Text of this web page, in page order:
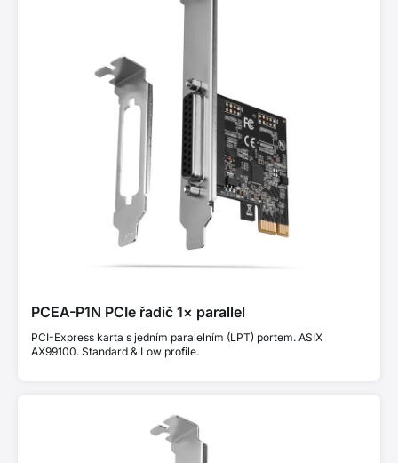
PCEA-P1N PCIe řadič 1× parallel
PCI-Express karta s jedním paralelním (LPT) portem. ASIX
AX99100. Standard & Low profile.